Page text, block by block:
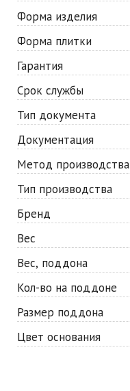
Серо-белая
840 ₽/м2
Форма изделия
Форма плитки
Гарантия
Срок службы
Тип документа
Документация
Метод производства
Тип производства
Бренд
Вес
Вес, поддона
Кол-во на поддоне
Размер поддона
Цвет основания